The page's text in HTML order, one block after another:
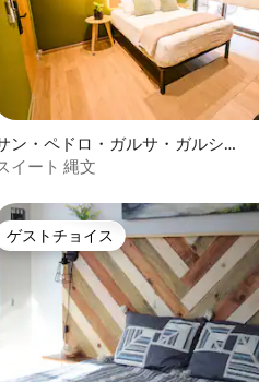
5つ星中4.99つ星の平均評価
ン・ペドロ・ガルサ・ガルシア
ホテル客室
イート 縄文
ゲストチョイス
ゲストチョイス